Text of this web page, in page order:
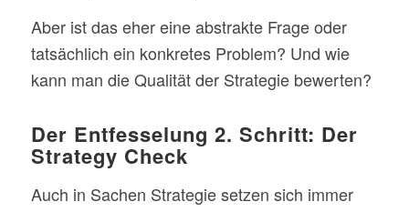
Aber ist das eher eine abstrakte Frage oder
tatsächlich ein konkretes Problem? Und wie
kann man die Qualität der Strategie bewerten?
Der Entfesselung 2. Schritt: Der
Strategy Check
Auch in Sachen Strategie setzen sich immer